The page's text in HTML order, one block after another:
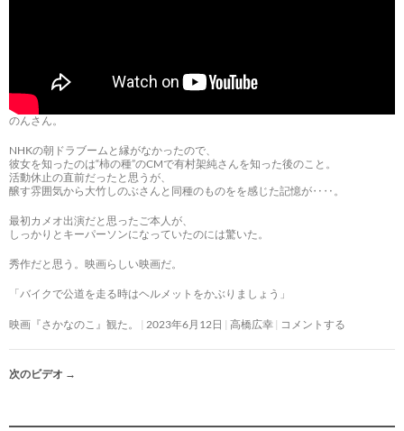
のんさん。
NHKの朝ドラブームと縁がなかったので、
彼女を知ったのは“柿の種”のCMで有村架純さんを知った後のこと。
活動休止の直前だったと思うが、
醸す雰囲気から大竹しのぶさんと同種のものをを感じた記憶が‥‥。
最初カメオ出演だと思ったご本人が、
しっかりとキーパーソンになっていたのには驚いた。
秀作だと思う。映画らしい映画だ。
「バイクで公道を走る時はヘルメットをかぶりましょう」
映画『さかなのこ』観た。 2023年6月12日 高橋広幸 コメントする
次のビデオ →